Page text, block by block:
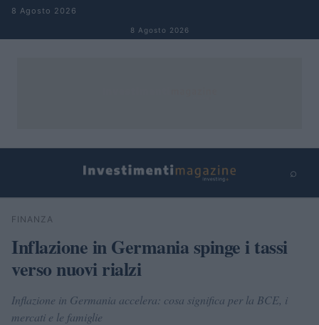
Salta al contenuto
8 Agosto 2026
8 Agosto 2026
⌕
Cerca
FINANZA
Inflazione in Germania spinge i tassi
verso nuovi rialzi
Inflazione in Germania accelera: cosa significa per la BCE, i
mercati e le famiglie